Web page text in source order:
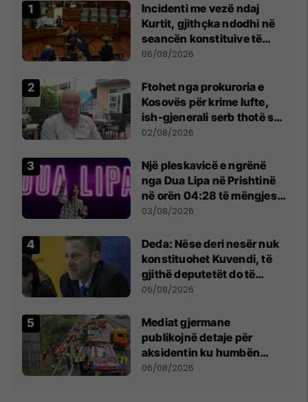
Incidenti me vezë ndaj
Kurtit, gjithçka ndodhi në
seancën konstituive të
Kuvendit
06/08/2026
Ftohet nga prokuroria e
Kosovës për krime lufte,
ish-gjenerali serb thotë se
dikush e tradhtoi në
02/08/2026
Një pleskavicë e ngrënë
nga Dua Lipa në Prishtinë
në orën 04:28 të mëngjesit
- dhe bota digjitale serbe
03/08/2026
Deda: Nëse deri nesër nuk
konstituohet Kuvendi, të
gjithë deputetët do të
bëjnë shkelje të rëndë
06/08/2026
Mediat gjermane
publikojnë detaje për
aksidentin ku humbën
jetën tre mërgimtarë nga
06/08/2026